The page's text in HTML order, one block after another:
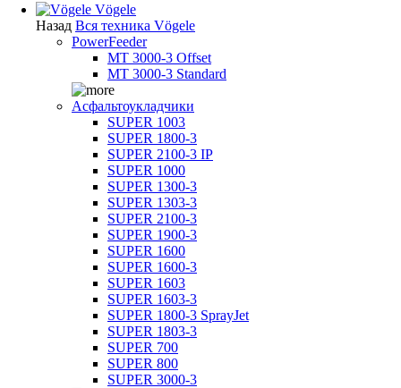
Vögele
Назад Вся техника Vögele
PowerFeeder
MT 3000-3 Offset
MT 3000-3 Standard
Асфальтоукладчики
SUPER 1003
SUPER 1800-3
SUPER 2100-3 IP
SUPER 1000
SUPER 1300-3
SUPER 1303-3
SUPER 2100-3
SUPER 1900-3
SUPER 1600
SUPER 1600-3
SUPER 1603
SUPER 1603-3
SUPER 1800-3 SprayJet
SUPER 1803-3
SUPER 700
SUPER 800
SUPER 3000-3